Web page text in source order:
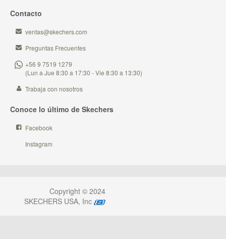
Contacto
ventas@skechers.com
Preguntas Frecuentes
+56 9 7519 1279
(Lun a Jue 8:30 a 17:30 - Vie 8:30 a 13:30)
Trabaja con nosotros
Conoce lo último de Skechers
Facebook
Instagram
Copyright © 2024
SKECHERS USA, Inc